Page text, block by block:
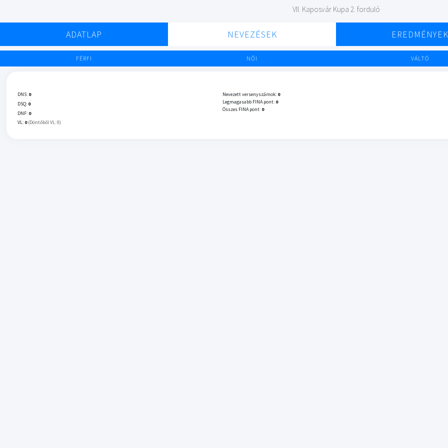
VII. Kaposvár Kupa 2. forduló
ADATLAP NEVEZÉSEK EREDMÉNYEK
FÉRFI NŐI VÁLTÓ
DNS: 0
DSQ: 0
DNF: 0
VL: 0 (Döntőből VL: 0)
Nevezett versenyszámok: 0
Legmagasabb FINA pont: 0
Összes FINA pont: 0